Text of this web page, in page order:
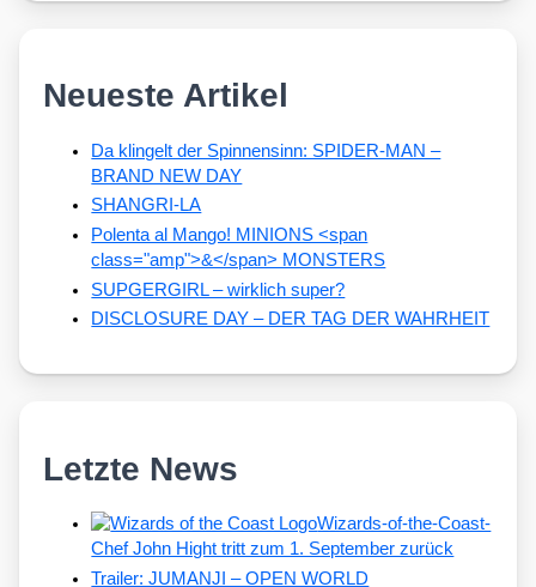
Neueste Artikel
Da klingelt der Spinnensinn: SPIDER-MAN –
BRAND NEW DAY
SHANGRI-LA
Polenta al Mango! MINIONS <span
class="amp">&</span> MONSTERS
SUPGERGIRL – wirklich super?
DISCLOSURE DAY – DER TAG DER WAHRHEIT
Letzte News
Wizards-of-the-Coast-
Chef John Hight tritt zum 1. September zurück
Trailer: JUMANJI – OPEN WORLD